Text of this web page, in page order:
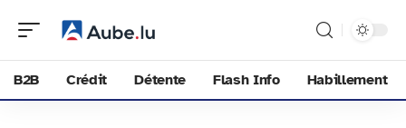
B2B Crédit Détente Flash Info Habillement